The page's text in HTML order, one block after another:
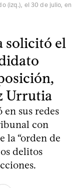
(izq.), el 30 de julio, en
solicitó el
Urrutia
sus redes
con
la “orden de
delitos